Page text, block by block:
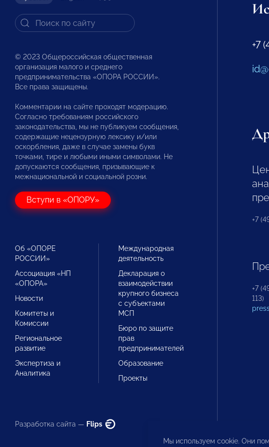
© 2023 Общероссийская общественная
организация малого и среднего
предпринимательства «ОПОРА РОССИИ».
Все права защищены.
Комментарии на сайте проходят модерацию.
Согласно требованиям российского
законодательства, мы не публикуем сообщения,
содержащие нецензурную лексику и/или
оскорбления, даже в случае замены букв
точками, тире и любыми иными символами. Не
допускаются сообщения, призывающие к
межнациональной и социальной розни.
Вступи в «ОПОРУ»
Об «ОПОРЕ
РОССИИ»
Ассоциация «НП
«ОПОРА»
Новости
Комитеты и
Комиссии
Региональное
развитие
Экспертиза и
Аналитика
Международная
деятельность
Декларация о
взаимодействии
крупного бизнеса
с субъектами
МСП
Бюро по защите
прав
предпринимателей
Образование
Проекты
Разработка сайта — Flips
+7
+7
+7
113)
Мы используем cookie. Они